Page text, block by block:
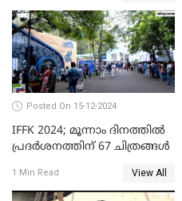
Posted On 15-12-2024
IFFK 2024; മൂന്നാം ദിനത്തില്‍
പ്രദര്‍ശനത്തിന് 67 ചിത്രങ്ങള്‍
1 Min Read View All